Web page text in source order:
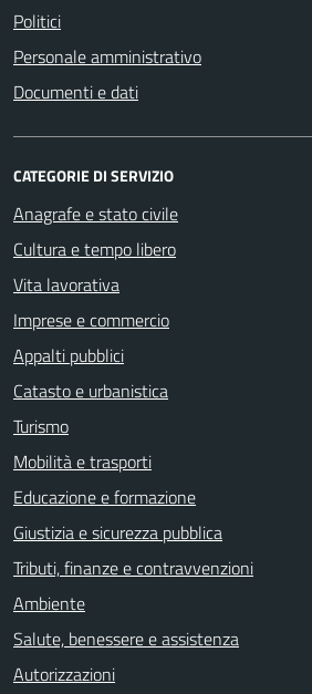
Politici
Personale amministrativo
Documenti e dati
CATEGORIE DI SERVIZIO
Anagrafe e stato civile
Cultura e tempo libero
Vita lavorativa
Imprese e commercio
Appalti pubblici
Catasto e urbanistica
Turismo
Mobilità e trasporti
Educazione e formazione
Giustizia e sicurezza pubblica
Tributi, finanze e contravvenzioni
Ambiente
Salute, benessere e assistenza
Autorizzazioni